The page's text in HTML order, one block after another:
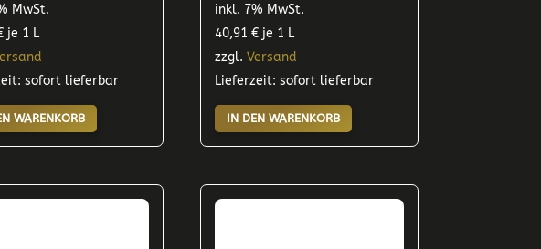
MwSt.
je 1 L
sofort lieferbar
WARENKORB
inkl. 7% MwSt.
40,91€ je 1 L
zzgl.Versand
Lieferzeit: sofort lieferbar
IN DEN WARENKORB